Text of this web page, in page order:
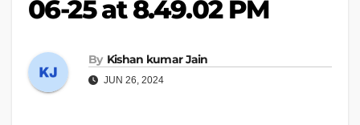
06-25 at 8.49.02 PM
By Kishan kumar Jain
JUN 26, 2024